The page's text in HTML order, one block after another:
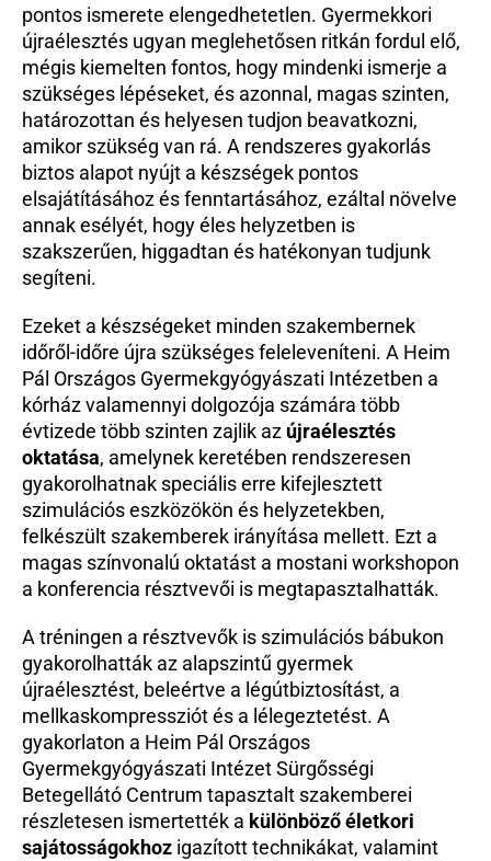
pontos ismerete elengedhetetlen. Gyermekkori
újraélesztés ugyan meglehetősen ritkán fordul elő,
mégis kiemelten fontos, hogy mindenki ismerje a
szükséges lépéseket, és azonnal, magas szinten,
határozottan és helyesen tudjon beavatkozni,
amikor szükség van rá. A rendszeres gyakorlás
biztos alapot nyújt a készségek pontos
elsajátításához és fenntartásához, ezáltal növelve
annak esélyét, hogy éles helyzetben is
szakszerűen, higgadtan és hatékonyan tudjunk
segíteni.
Ezeket a készségeket minden szakembernek
időről-időre újra szükséges feleleveníteni. A Heim
Pál Országos Gyermekgyógyászati Intézetben a
kórház valamennyi dolgozója számára több
évtizede több szinten zajlik az újraélesztés
oktatása, amelynek keretében rendszeresen
gyakorolhatnak speciális erre kifejlesztett
szimulációs eszközökön és helyzetekben,
felkészült szakemberek irányítása mellett. Ezt a
magas színvonalú oktatást a mostani workshopon
a konferencia résztvevői is megtapasztalhatták.
A tréningen a résztvevők is szimulációs bábukon
gyakorolhatták az alapszintű gyermek
újraélesztést, beleértve a légútbiztosítást, a
mellkaskompressziót és a lélegeztetést. A
gyakorlaton a Heim Pál Országos
Gyermekgyógyászati Intézet Sürgősségi
Betegellátó Centrum tapasztalt szakemberei
részletesen ismertették a különböző életkori
sajátosságokhoz igazított technikákat, valamint